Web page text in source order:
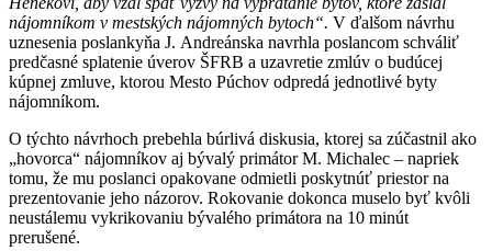
nájomníkom v mestských nájomných bytoch“. V ďalšom návrhu
uznesenia poslankyňa J. Andreánska navrhla poslancom schváliť
predčasné splatenie úverov ŠFRB a uzavretie zmlúv o budúcej
kúpnej zmluve, ktorou Mesto Púchov odpredá jednotlivé byty
nájomníkom.
O týchto návrhoch prebehla búrlivá diskusia, ktorej sa zúčastnil ako
„hovorca“ nájomníkov aj bývalý primátor M. Michalec – napriek
tomu, že mu poslanci opakovane odmietli poskytnúť priestor na
prezentovanie jeho názorov. Rokovanie dokonca muselo byť kvôli
neustálemu vykrikovaniu bývalého primátora na 10 minút
prerušené.